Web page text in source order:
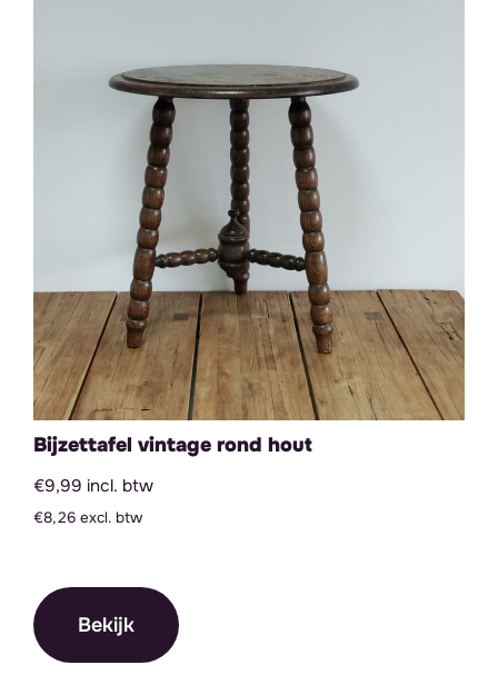
Bijzettafel vintage rond hout
€9,99 incl. btw
€8,26 excl. btw
Bekijk